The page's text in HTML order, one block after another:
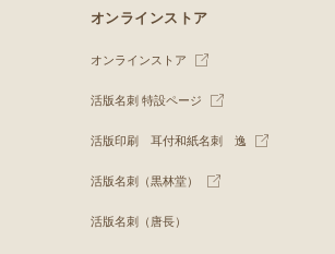
オンラインストア
オンラインストア
活版名刺 特設ページ
活版印刷 耳付和紙名刺 逸
活版名刺（黒林堂）
活版名刺（唐長）